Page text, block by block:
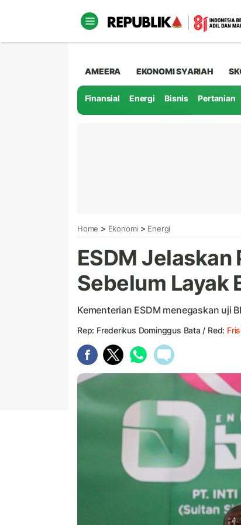
AMEERA EKONOMI SYARIAH
Finansial Energi Bisnis Pertanian
Home > Ekonomi > Energi
ESDM Jelaskan
Sebelum Layak
Kementerian ESDM menegaskan uji
Rep: Frederikus Dominggus Bata / Red: